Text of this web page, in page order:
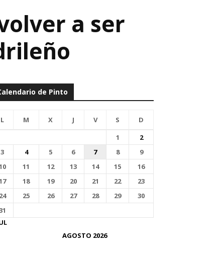
a ser
de Pinto
AGOSTO 2026
L M X J V S
D
1
2
3
4 5 6 7 8
9
11 12 13 14 15
16
18 19 20 21 22
23
24
25 26 27 28 29
30